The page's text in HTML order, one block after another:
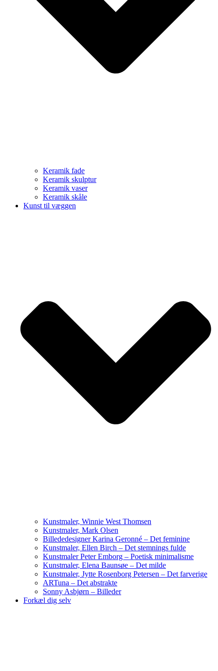
Keramik fade
Keramik skulptur
Keramik vaser
Keramik skåle
Kunst til væggen
Kunstmaler, Winnie West Thomsen
Kunstmaler, Mark Olsen
Billededesigner Karina Geronné – Det feminine
Kunstmaler, Ellen Birch – Det stemnings fulde
Kunstmaler Peter Emborg – Poetisk minimalisme
Kunstmaler, Elena Baunsøe – Det milde
Kunstmaler, Jytte Rosenborg Petersen – Det farverige
ARTuna – Det abstrakte
Sonny Asbjørn – Billeder
Forkæl dig selv